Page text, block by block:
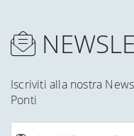
Iscriviti alla nostra
Ponti